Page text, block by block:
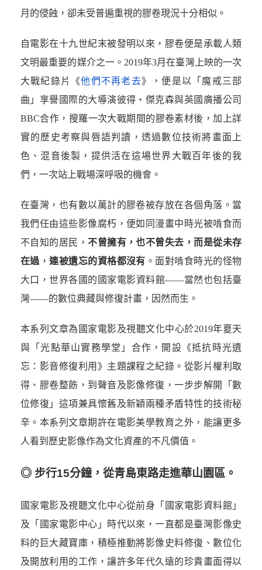
月的侵蝕，卻未受普遍重視的膠卷現況十分相似。
自電影在十九世紀末被發明以來，膠卷便是承載人類
文明最重要的媒介之一。2019年3月在臺灣上映的一次
大戰紀錄片《他們不再老去》，便是以「魔戒三部
曲」享譽國際的大導演彼得・傑克森與英國廣播公司
BBC合作，搜羅一次大戰期間的膠卷素材後，加上詳
實的歷史考察與唇語判讀，透過數位技術將畫面上
色、混音後製，提供活在這場世界大戰百年後的我
們，一次站上戰場深呼吸的機會。
在臺灣，也有數以萬計的膠卷被存放在各個角落。當
我們任由這些影像腐朽，便如同漫畫中時光被啃食而
不自知的居民，不曾擁有，也不曾失去，而是從未存
在過 ，連被遺忘的資格都沒有 。面對啃食時光的怪物
大口，世界各國的國家電影資料館——當然也包括臺
灣——的數位典藏與修復計畫，因然而生。
本系列文章為國家電影及視聽文化中心於2019年夏天
與「光點華山實務學堂」合作，開設《抵抗時光遺
忘：影音修復利用》主題課程之紀錄。從影片權利取
得、膠卷整飭，到聲音及影像修復，一步步解開「數
位修復」這項兼具懷舊及新穎兩種矛盾特性的技術秘
辛。本系列文章期許在電影美學教育之外，能讓更多
人看到歷史影像作為文化資產的不凡價值。
◎ 步行15分鐘，從青島東路走進華山園區。
國家電影及視聽文化中心從前身「國家電影資料館」
及「國家電影中心」時代以來，一直都是臺灣影像史
料的巨大藏寶庫，積極推動將影像史料修復、數位化
及開放利用的工作，讓許多年代久遠的珍貴畫面得以